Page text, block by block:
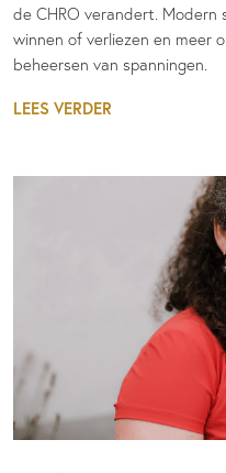
de CHRO verandert. Modern
winnen of verliezen en meer
beheersen van spanningen.
LEES VERDER